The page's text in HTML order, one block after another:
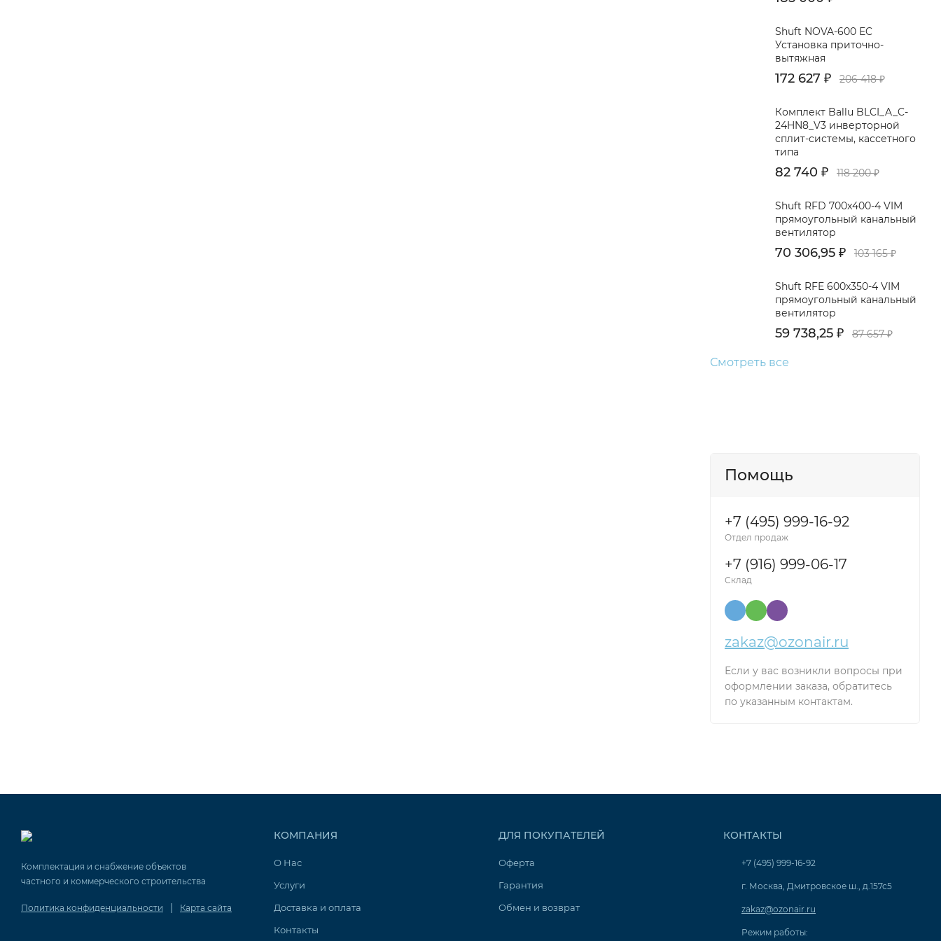
Shuft NOVA-600 EC
Установка приточно-
вытяжная
172 627 ₽ 206 418₽
Комплект Ballu BLCI_A_C-
24HN8_V3 инверторной
сплит-системы, кассетного
типа
82 740 ₽ 118 200₽
Shuft RFD 700x400-4 VIM
прямоугольный канальный
вентилятор
70 306,95 ₽ 103 165₽
Shuft RFE 600x350-4 VIM
прямоугольный канальный
вентилятор
59 738,25 ₽ 87 657₽
Смотреть все
Помощь
+7 (495) 999-16-92
Отдел продаж
+7 (916) 999-06-17
Склад
zakaz@ozonair.ru
Если у вас возникли вопросы при
оформлении заказа, обратитесь
по указанным контактам.
Комплектация и снабжение объектов
частного и коммерческого строительства
Политика конфиденциальности | Карта сайта
КОМПАНИЯ
О Нас
Услуги
Доставка и оплата
Контакты
ДЛЯ ПОКУПАТЕЛЕЙ
Оферта
Гарантия
Обмен и возврат
КОНТАКТЫ
+7 (495) 999-16-92
г. Москва, Дмитровское ш., д.157с5
zakaz@ozonair.ru
Режим работы: